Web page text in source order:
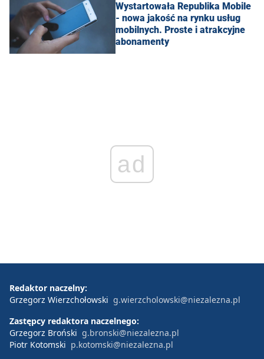
Wystartowała Republika Mobile
- nowa jakość na rynku usług
mobilnych. Proste i atrakcyjne
abonamenty
ad
Redaktor naczelny:
Grzegorz Wierzchołowski g.wierzcholowski@niezalezna.pl
Zastępcy redaktora naczelnego:
Grzegorz Broński g.bronski@niezalezna.pl
Piotr Kotomski p.kotomski@niezalezna.pl